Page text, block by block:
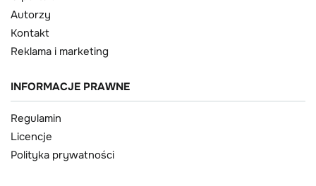
Autorzy
Kontakt
Reklama i marketing
INFORMACJE PRAWNE
Regulamin
Licencje
Polityka prywatności